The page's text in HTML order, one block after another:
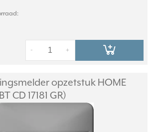
+
-
opzetstuk HOME
CD 17181 GR)